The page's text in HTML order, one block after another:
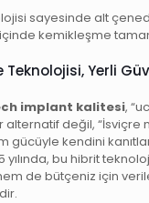
sayesinde alt
kemikleşme
Teknolojisi, Yerli
implant kalitesi,
alternatif değil, “İsviçre
gücüyle kendini
yılında, bu hibrit
de bütçeniz için